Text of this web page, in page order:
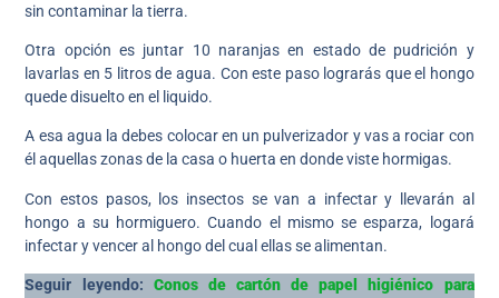
sin contaminar la tierra.
Otra opción es juntar 10 naranjas en estado de pudrición y
lavarlas en 5 litros de agua. Con este paso lograrás que el hongo
quede disuelto en el liquido.
A esa agua la debes colocar en un pulverizador y vas a rociar con
él aquellas zonas de la casa o huerta en donde viste hormigas.
Con estos pasos, los insectos se van a infectar y llevarán al
hongo a su hormiguero. Cuando el mismo se esparza, logará
infectar y vencer al hongo del cual ellas se alimentan.
Seguir leyendo: Conos de cartón de papel higiénico para